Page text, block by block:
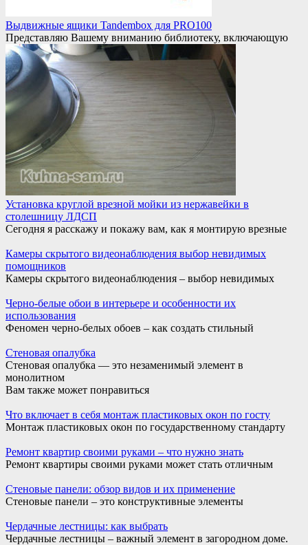
Выдвижные ящики Tandembox для PRO100
Представляю Вашему вниманию библиотеку, включающую
Установка круглой врезной мойки из нержавейки в
столешницу ЛДСП
Сегодня я расскажу и покажу вам, как я монтирую врезные
Камеры скрытого видеонаблюдения выбор невидимых
помощников
Камеры скрытого видеонаблюдения – выбор невидимых
Черно-белые обои в интерьере и особенности их
использования
Феномен черно-белых обоев – как создать стильный
Стеновая опалубка
Стеновая опалубка — это незаменимый элемент в
монолитном
Вам также может понравиться
Что включает в себя монтаж пластиковых окон по госту
Монтаж пластиковых окон по государственному стандарту
Ремонт квартир своими руками – что нужно знать
Ремонт квартиры своими руками может стать отличным
Стеновые панели: обзор видов и их применение
Стеновые панели – это конструктивные элементы
Чердачные лестницы: как выбрать
Чердачные лестницы – важный элемент в загородном доме.